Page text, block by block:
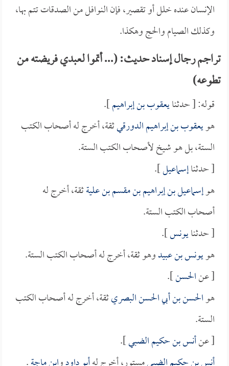
الإنسان عنده خلل أو تقصير، فإن النوافل من الصدقات تتم بها،
وكذلك الصيام والحج وهكذا.
تراجم رجال إسناد حديث: (... أتموا لعبدي فريضته من
تطوعه)
قوله: [ حدثنايعقوب بن إبراهيم].
هويعقوب بن إبراهيم الدورقيثقة، أخرج له أصحاب الكتب
الستة، بل هو شيخ لأصحاب الكتب الستة.
[ حدثناإسماعيل].
هوإسماعيل بن إبراهيم بن مقسم بن عليةثقة، أخرج له
أصحاب الكتب الستة.
[ حدثنايونس].
هويونس بن عبيدوهو ثقة، أخرج له أصحاب الكتب الستة.
[ عنالحسن].
هوالحسن بن أبي الحسن البصريثقة، أخرج له أصحاب الكتب
الستة.
[ عنأنس بن حكيم الضبي].